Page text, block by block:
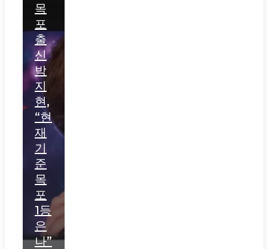
목
포
출
신
박
지
현,
“현
재
기
준
목
포
1등
은
나”